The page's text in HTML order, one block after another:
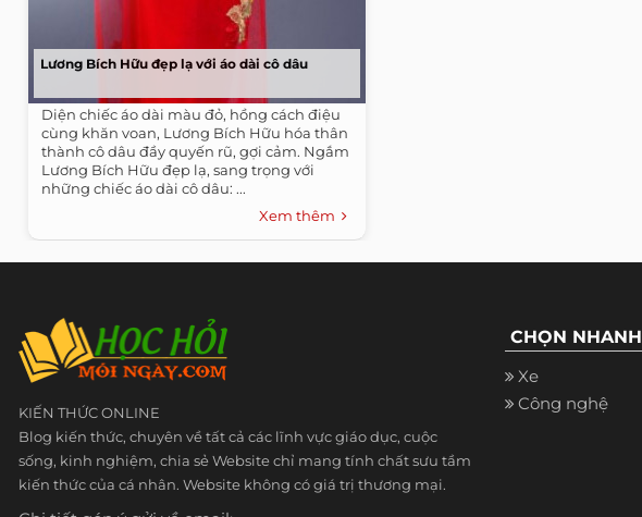
Lương Bích Hữu đẹp lạ với áo dài cô dâu
Diện chiếc áo dài màu đỏ, hồng cách điệu
cùng khăn voan, Lương Bích Hữu hóa thân
thành cô dâu đầy quyến rũ, gợi cảm. Ngắm
Lương Bích Hữu đẹp lạ, sang trọng với
những chiếc áo dài cô dâu: ...
Xem thêm
KIẾN THỨC ONLINE
Blog kiến thức, chuyên về tất cả các lĩnh vực giáo dục, cuộc
sống, kinh nghiệm, chia sẻ Website chỉ mang tính chất sưu tầm
kiến thức của cá nhân. Website không có giá trị thương mại.
CHỌN NHANH
Xe
Công nghệ